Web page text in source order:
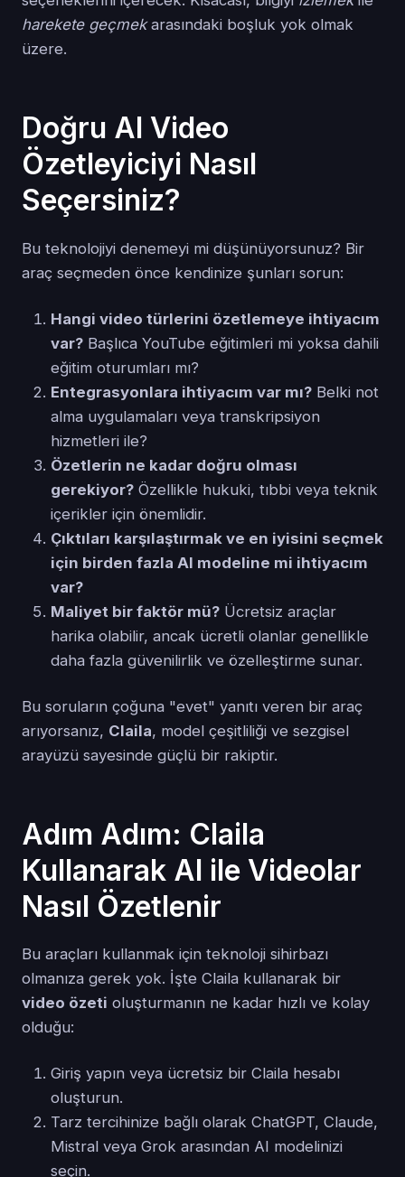
harekete geçmekarasındaki boşluk yok olmak
üzere.
Doğru AI Video
Özetleyiciyi Nasıl
Seçersiniz?
Bu teknolojiyi denemeyi mi düşünüyorsunuz? Bir
araç seçmeden önce kendinize şunları sorun:
Hangi video türlerini özetlemeye ihtiyacım
var? Başlıca YouTube eğitimleri mi yoksa dahili
eğitim oturumları mı?
Entegrasyonlara ihtiyacım var mı? Belki not
alma uygulamaları veya transkripsiyon
hizmetleri ile?
Özetlerin ne kadar doğru olması
gerekiyor? Özellikle hukuki, tıbbi veya teknik
içerikler için önemlidir.
Çıktıları karşılaştırmak ve en iyisini seçmek
için birden fazla AI modeline mi ihtiyacım
var?
Maliyet bir faktör mü? Ücretsiz araçlar
harika olabilir, ancak ücretli olanlar genellikle
daha fazla güvenilirlik ve özelleştirme sunar.
Bu soruların çoğuna "evet" yanıtı veren bir araç
arıyorsanız, Claila, model çeşitliliği ve sezgisel
arayüzü sayesinde güçlü bir rakiptir.
Adım Adım: Claila
Kullanarak AI ile Videolar
Nasıl Özetlenir
Bu araçları kullanmak için teknoloji sihirbazı
olmanıza gerek yok. İşte Claila kullanarak bir
video özeti oluşturmanın ne kadar hızlı ve kolay
olduğu:
Giriş yapın veya ücretsiz bir Claila hesabı
oluşturun.
Tarz tercihinize bağlı olarak ChatGPT, Claude,
Mistral veya Grok arasından AI modelinizi
seçin.